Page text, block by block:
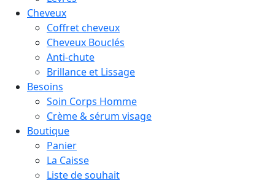
Cheveux
Coffret cheveux
Cheveux Bouclés
Anti-chute
Brillance et Lissage
Besoins
Soin Corps Homme
Crème & sérum visage
Boutique
Panier
La Caisse
Liste de souhait